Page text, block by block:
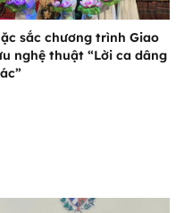
sắc chương trình Giao
nghệ thuật “Lời ca dâng